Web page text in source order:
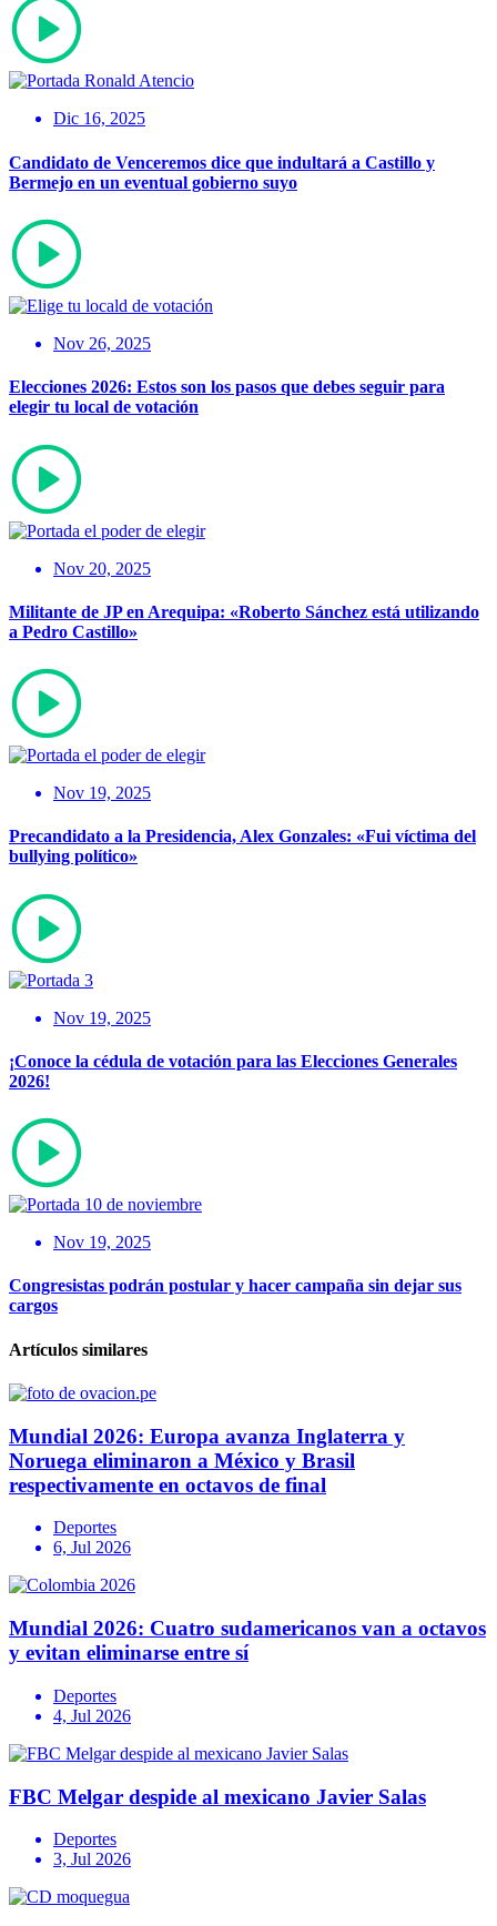
Dic 16, 2025
Candidato de Venceremos dice que indultará a Castillo y
Bermejo en un eventual gobierno suyo
Nov 26, 2025
Elecciones 2026: Estos son los pasos que debes seguir para
elegir tu local de votación
Nov 20, 2025
Militante de JP en Arequipa: «Roberto Sánchez está utilizando
a Pedro Castillo»
Nov 19, 2025
Precandidato a la Presidencia, Alex Gonzales: «Fui víctima del
bullying político»
Nov 19, 2025
¡Conoce la cédula de votación para las Elecciones Generales
2026!
Nov 19, 2025
Congresistas podrán postular y hacer campaña sin dejar sus
cargos
Artículos similares
Mundial 2026: Europa avanza Inglaterra y
Noruega eliminaron a México y Brasil
respectivamente en octavos de final
Deportes
6, Jul 2026
Mundial 2026: Cuatro sudamericanos van a octavos
y evitan eliminarse entre sí
Deportes
4, Jul 2026
FBC Melgar despide al mexicano Javier Salas
Deportes
3, Jul 2026